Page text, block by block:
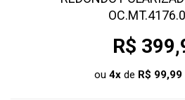
R$
ou 4xde R$ 99,99